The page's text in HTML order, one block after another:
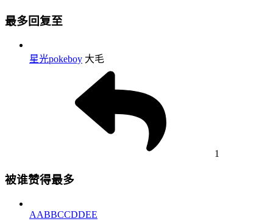
最多回复至
星光pokeboy 大毛
1
被谁赞得最多
AABBCCDDEE